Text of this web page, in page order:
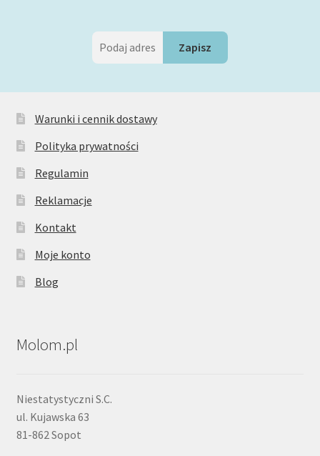
Warunki i cennik dostawy
Polityka prywatności
Regulamin
Reklamacje
Kontakt
Moje konto
Blog
Molom.pl
Niestatystyczni S.C.
ul. Kujawska 63
81-862 Sopot